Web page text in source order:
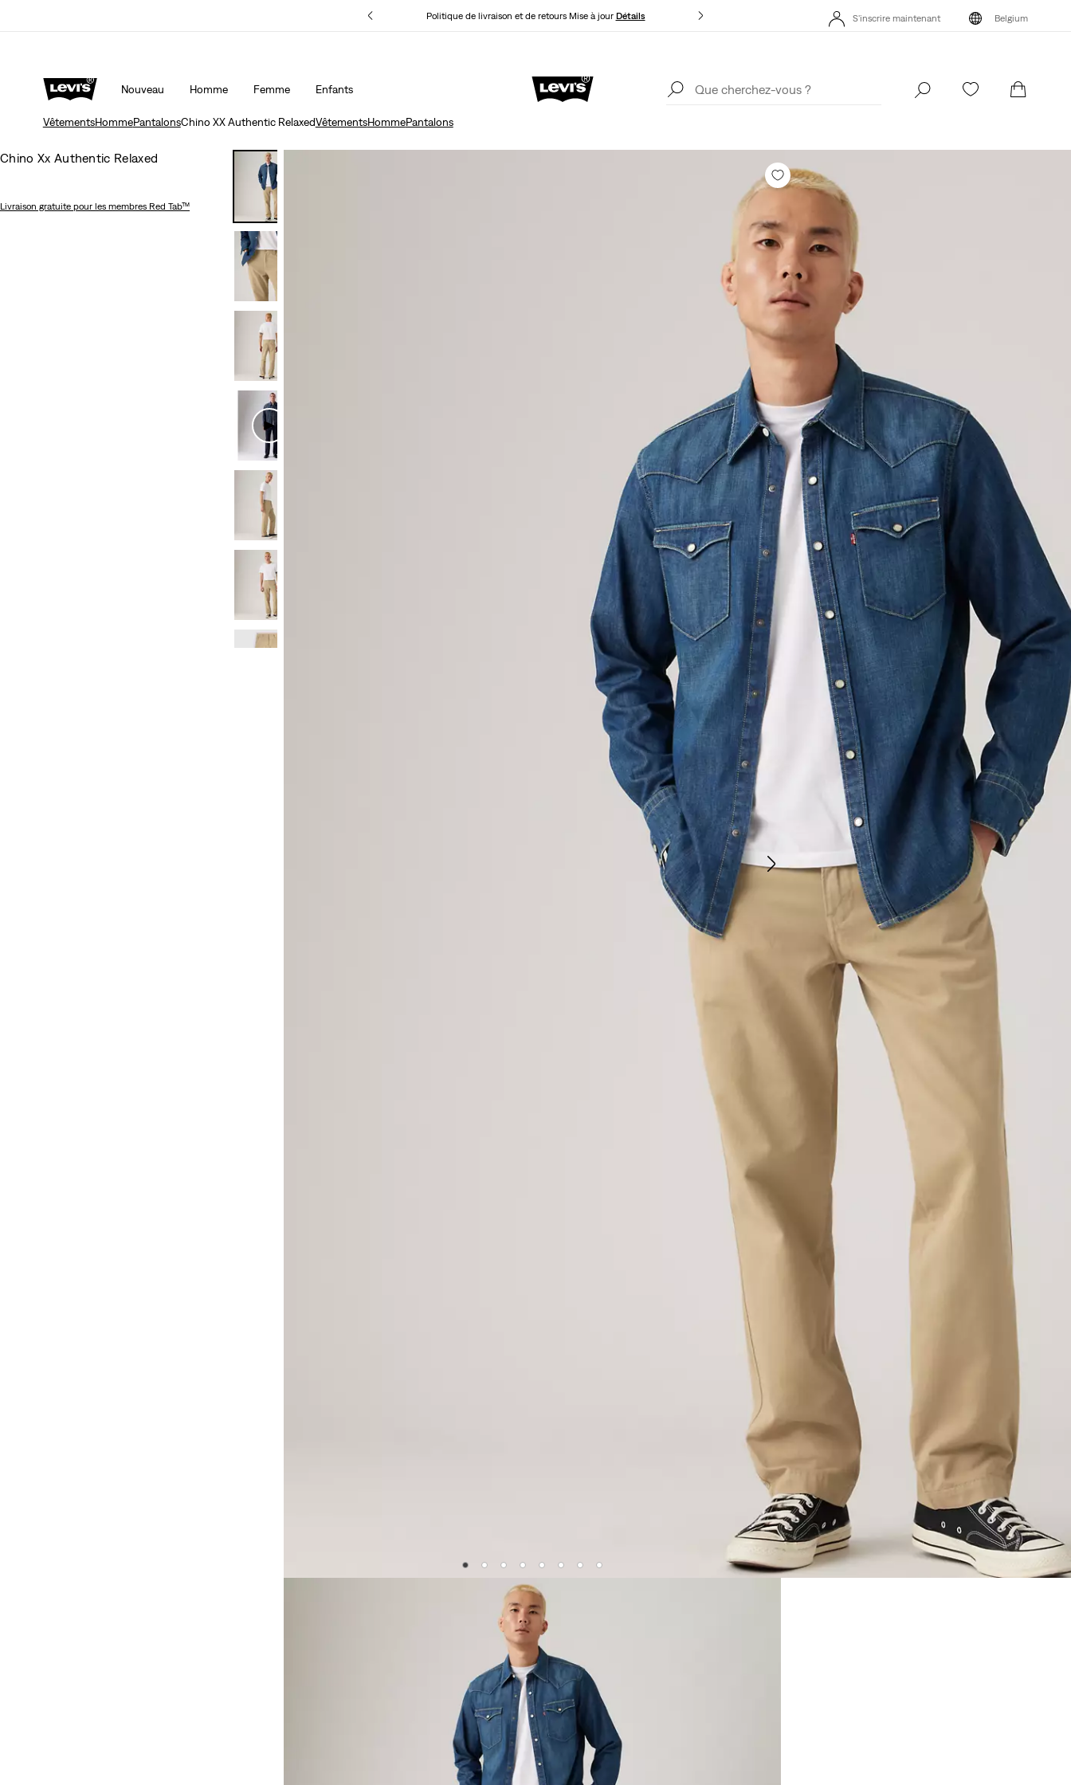
Politique de livraison et de retours Mise à jour Détails
Levi's App. Le meilleur de Levi’s®, sur mesure, spécialement pour vous.
Détails
S'inscrire maintenant Belgium
Nouveau Homme Femme Enfants
Politique de livraison et de retours Mise à jour
Levi's App. Le meilleur de Levi’s®, sur mesure, spécialement pour vous.
S'inscrire maintenant
VêtementsHommePantalonsChino XX Authentic RelaxedVêtementsHommePantalons
Chino Xx Authentic Relaxed
Livraison gratuite pour les membres Red Tab™